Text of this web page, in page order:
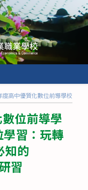
度高中優質化數位前導學校「
位前導學
習：玩轉
知的
習